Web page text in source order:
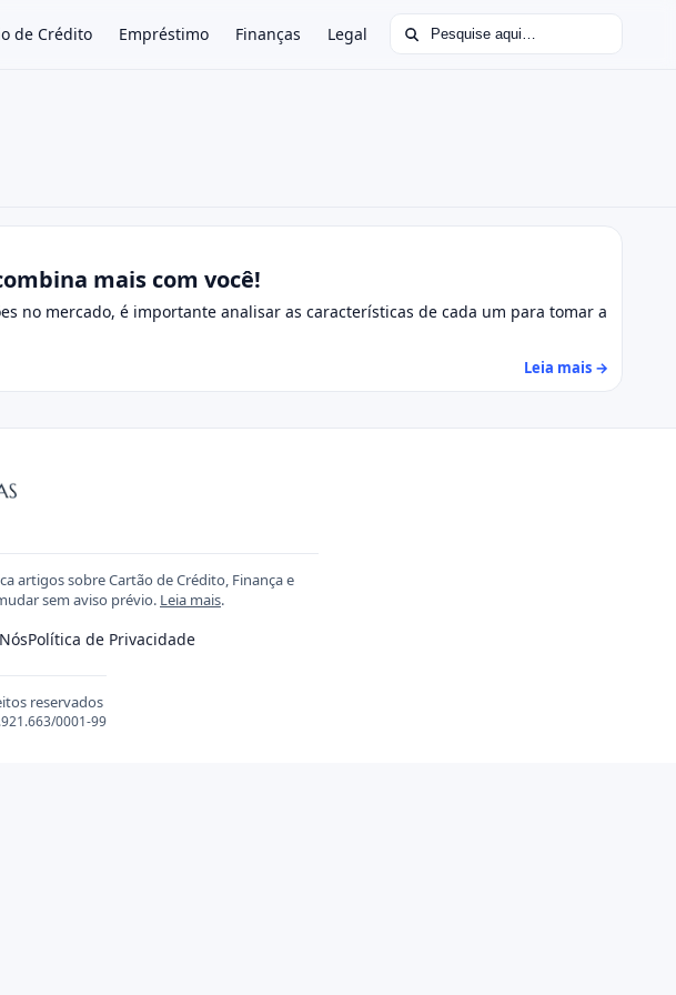
de Crédito Empréstimo Finanças Legal Buscar por:
mais com você!
no mercado, é importante analisar as características de cada um para tomar a
Leia mais →
artigos sobre Cartão de Crédito, Finança e
sem aviso prévio. Leia mais.
Política de Privacidade
reservados
0001-99